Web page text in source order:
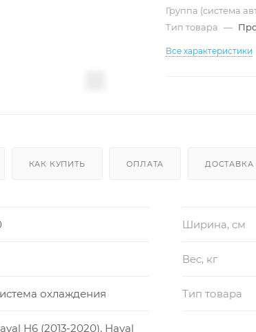
Группа (система
Тип товара —
Все характеристики
КАК КУПИТЬ ОПЛАТА ДОСТАВКА
Ширина, см
Вес, кг
охлаждения Тип товара
H6 (2013-2020), Haval